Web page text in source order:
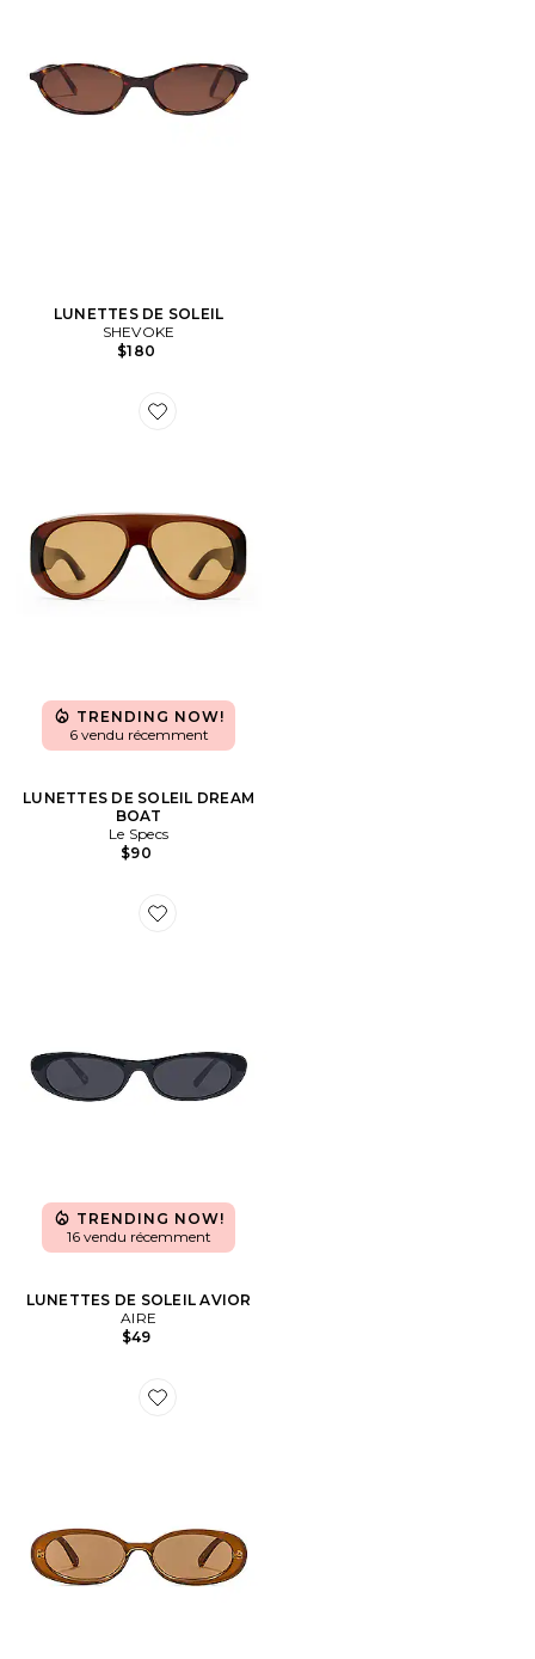
LUNETTES DE SOLEIL
SHEVOKE
$180
Favorite LUNETTES DE SOLEIL DREAM BOAT
TRENDING NOW!
6 vendu récemment
LUNETTES DE SOLEIL DREAM
BOAT
Le Specs
$90
Favorite LUNETTES DE SOLEIL AVIOR
TRENDING NOW!
16 vendu récemment
LUNETTES DE SOLEIL AVIOR
AIRE
$49
Favorite LUNETTES DE SOLEIL OUTTA LOVE